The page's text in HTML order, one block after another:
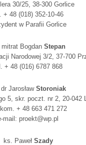
30/25, 38-300 Gorlice
+ 48 (018) 352-10-46
w Parafii Gorlice
mitrat Bogdan Stepan
Narodowej 3/2, 37-700
+ 48 (016) 6787 868
JarosławStoroniak
5, skr. poczt. nr 2, 20-042
+ 48 663 471 272
mail: proekt@wp.pl
ks. Paweł Szady